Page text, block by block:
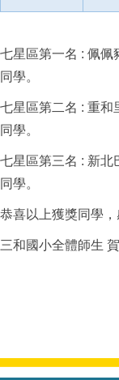
七星區第一名 : 佩佩
同學。
七星區第二名 : 重和
同學。
七星區第三名 : 新北
同學。
恭喜以上獲獎同學
三和國小全體師生